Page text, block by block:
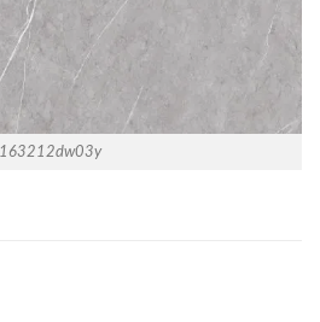
163212dw03y